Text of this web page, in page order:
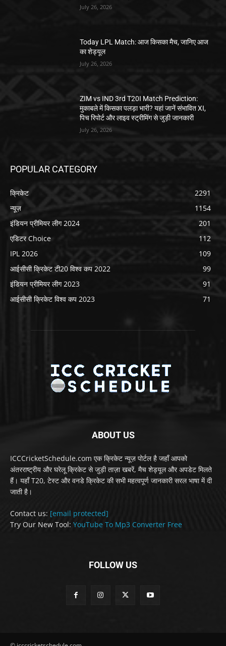
July 26, 2026
Today LPL Match: आज किसका मैच, जानिए आज
का शेड्यूल
July 26, 2026
ZIM vs IND 3rd T20I Match Prediction:
मुकाबले में किसका पलड़ा भारी? यहां जानें संभावित XI,
पिच रिपोर्ट और लाइव स्ट्रीमिंग से जुड़ी जानकारी
July 26, 2026
POPULAR CATEGORY
क्रिकेट
2291
न्यूज़
1154
इंडियन प्रीमियर लीग 2024
201
एडिटर Choice
112
IPL 2026
109
आईसीसी क्रिकेट टी20 विश्व कप 2022
99
इंडियन प्रीमियर लीग 2023
91
आईसीसी क्रिकेट विश्व कप 2023
71
ABOUT US
ICCCricketSchedule.com एक क्रिकेट न्यूज़ पोर्टल है जहाँ आपको
अंतरराष्ट्रीय और घरेलू क्रिकेट से जुड़ी ताज़ा खबरें, मैच शेड्यूल और अपडेट मिलते
हैं। यहाँ T20, टेस्ट और वनडे क्रिकेट की सभी महत्वपूर्ण जानकारी सरल भाषा में दी
जाती है।
Contact us: [email protected]
Try Our New Tool: YouTube To Mp3 Converter Free
FOLLOW US